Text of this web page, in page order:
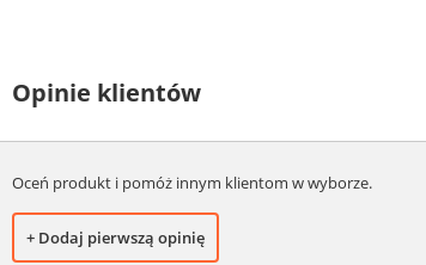
Opinie klientów
Oceń produkt i pomóż innym klientom w wyborze.
+ Dodaj pierwszą opinię